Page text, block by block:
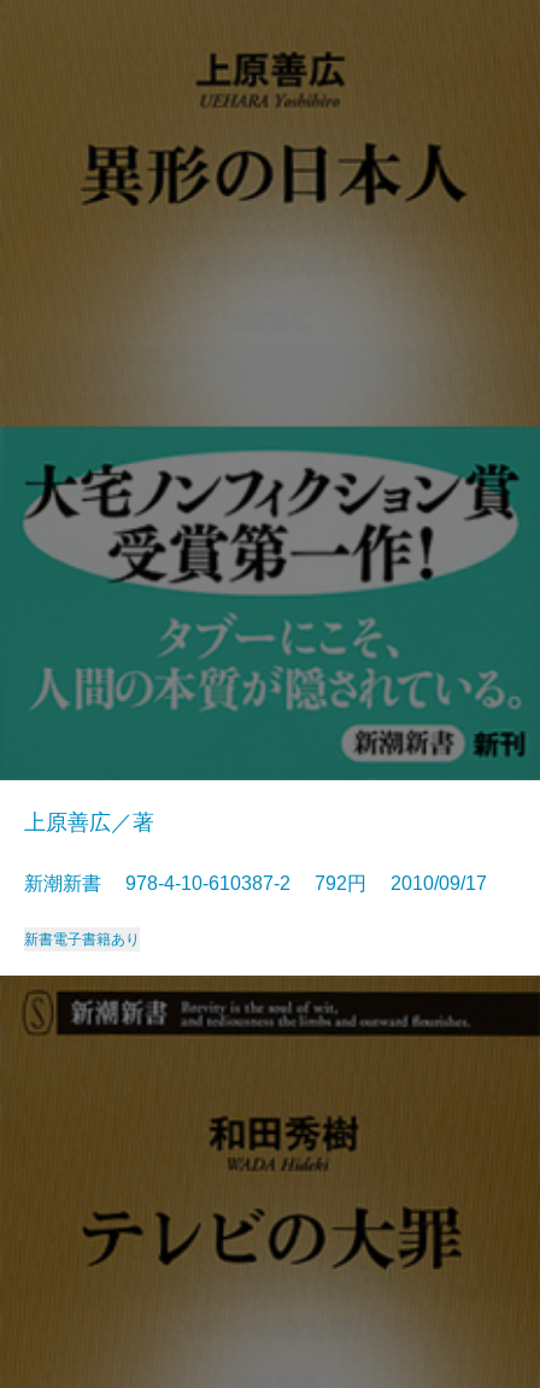
上原善広／著
新潮新書 978-4-10-610387-2 792円 2010/09/17
新書電子書籍あり